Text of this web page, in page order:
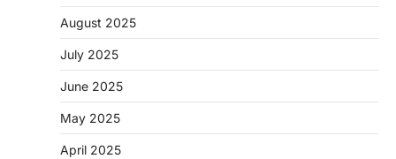
August 2025
July 2025
June 2025
May 2025
April 2025
CHHATTISGARH